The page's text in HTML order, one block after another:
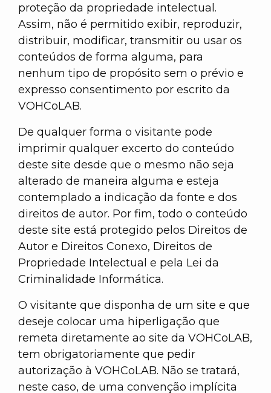
proteção da propriedade intelectual.
Assim, não é permitido exibir, reproduzir,
distribuir, modificar, transmitir ou usar os
conteúdos de forma alguma, para
nenhum tipo de propósito sem o prévio e
expresso consentimento por escrito da
VOHCoLAB.
De qualquer forma o visitante pode
imprimir qualquer excerto do conteúdo
deste site desde que o mesmo não seja
alterado de maneira alguma e esteja
contemplado a indicação da fonte e dos
direitos de autor. Por fim, todo o conteúdo
deste site está protegido pelos Direitos de
Autor e Direitos Conexo, Direitos de
Propriedade Intelectual e pela Lei da
Criminalidade Informática.
O visitante que disponha de um site e que
deseje colocar uma hiperligação que
remeta diretamente ao site da VOHCoLAB,
tem obrigatoriamente que pedir
autorização à VOHCoLAB. Não se tratará,
neste caso, de uma convenção implícita